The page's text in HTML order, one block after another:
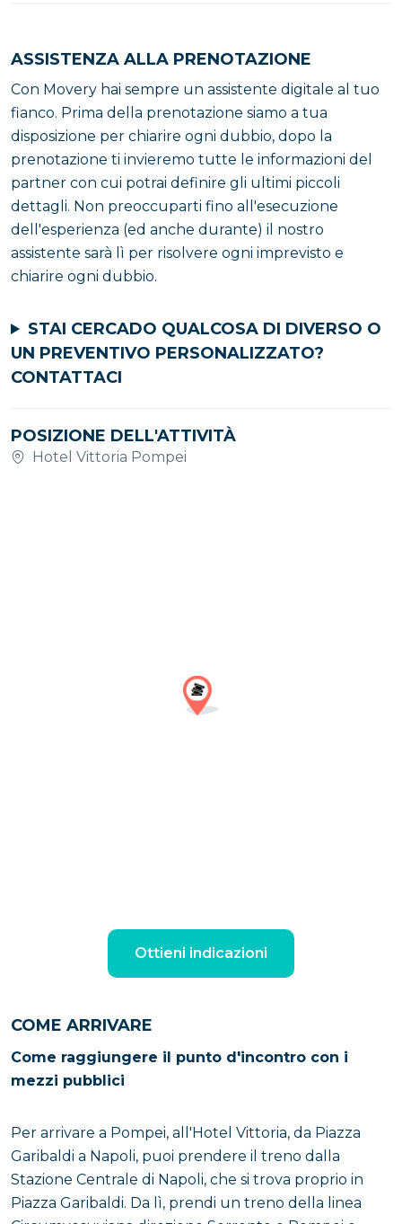
ASSISTENZA ALLA PRENOTAZIONE
Con Movery hai sempre un assistente digitale al tuo
fianco. Prima della prenotazione siamo a tua
disposizione per chiarire ogni dubbio, dopo la
prenotazione ti invieremo tutte le informazioni del
partner con cui potrai definire gli ultimi piccoli
dettagli. Non preoccuparti fino all'esecuzione
dell'esperienza (ed anche durante) il nostro
assistente sarà lì per risolvere ogni imprevisto e
chiarire ogni dubbio.
STAI CERCADO QUALCOSA DI DIVERSO O
UN PREVENTIVO PERSONALIZZATO?
CONTATTACI
POSIZIONE DELL'ATTIVITÀ
Hotel Vittoria Pompei
Ottieni indicazioni
COME ARRIVARE
Come raggiungere il punto d'incontro con i
mezzi pubblici
Per arrivare a Pompei, all'Hotel Vittoria, da Piazza
Garibaldi a Napoli, puoi prendere il treno dalla
Stazione Centrale di Napoli, che si trova proprio in
Piazza Garibaldi. Da lì, prendi un treno della linea